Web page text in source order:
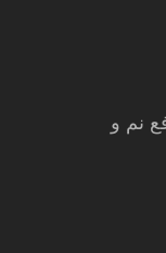
نم و